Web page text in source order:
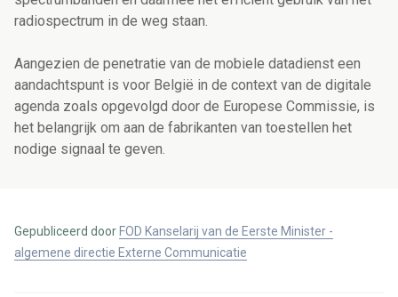
radiospectrum in de weg staan.
Aangezien de penetratie van de mobiele datadienst een
aandachtspunt is voor België in de context van de digitale
agenda zoals opgevolgd door de Europese Commissie, is
het belangrijk om aan de fabrikanten van toestellen het
nodige signaal te geven.
Gepubliceerd door FOD Kanselarij van de Eerste Minister -
algemene directie Externe Communicatie